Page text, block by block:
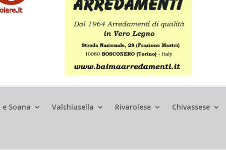
e Soana Valchiusella Rivarolese Chivassese